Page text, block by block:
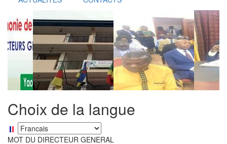
Choix de la langue
Select
your
MOT DU DIRECTEUR GENERAL